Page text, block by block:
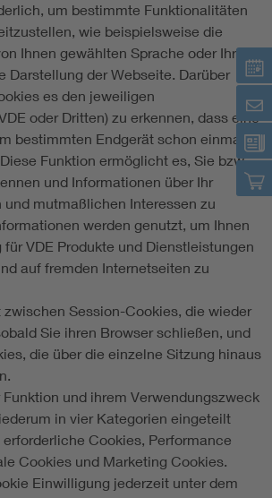
um bestimmte Funktionalitäten
wie beispielsweise die
Ihnen gewählten Sprache oder Ihrem
Darstellung der Webseite. Darüber
es den jeweiligen
oder Dritten) zu erkennen, dass eine
bestimmten Endgerät schon einmal
Funktion ermöglicht es, Sie bzw.
und Informationen über Ihr
und mutmaßlichen Interessen zu
werden genutzt, um Ihnen
VDE Produkte und Dienstleistungen
auf fremden Internetseiten zu
Session-Cookies, die wieder
Sie ihren Browser schließen, und
die über die einzelne Sitzung hinaus
und ihrem Verwendungszweck
in vier Kategorien eingeteilt
Cookies, Performance
Cookies und Marketing Cookies.
Einwilligung jederzeit unter dem